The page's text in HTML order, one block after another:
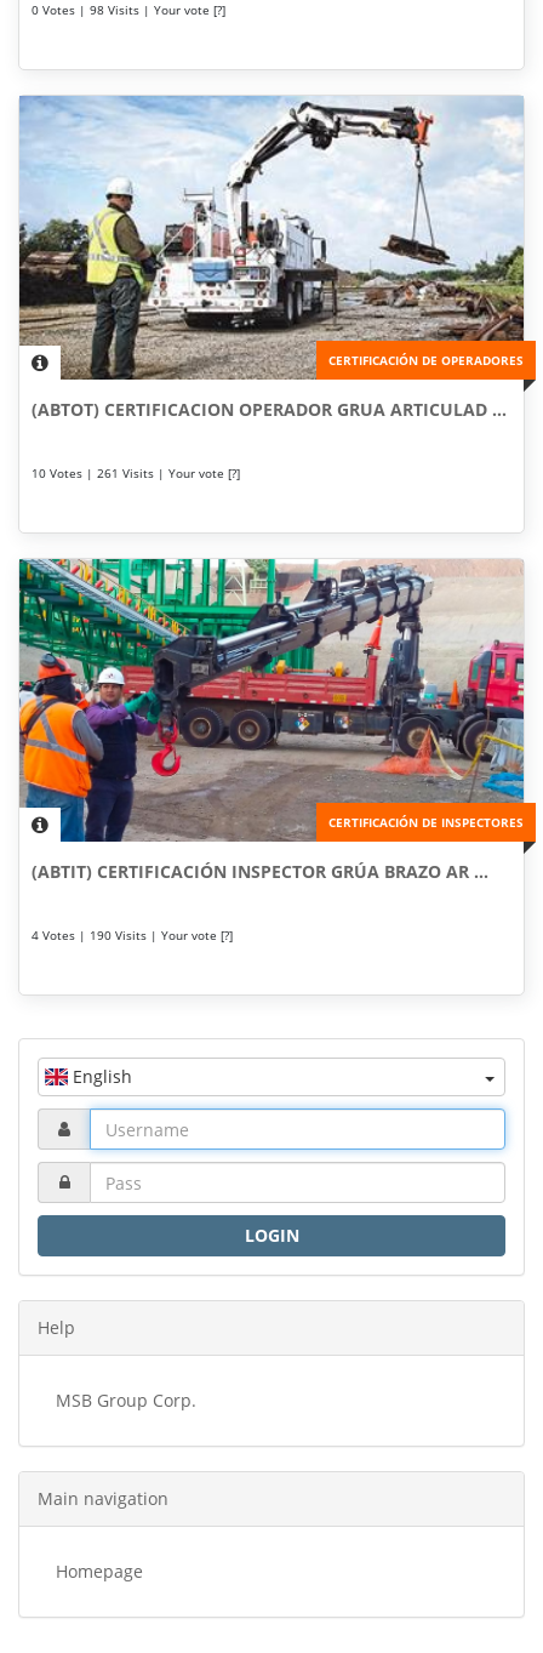
0 Votes | 98 Visits | Your vote [?]
CERTIFICACIÓN DE OPERADORES
(ABTOT) CERTIFICACION OPERADOR GRUA ARTICULAD ...
10 Votes | 261 Visits | Your vote [?]
CERTIFICACIÓN DE INSPECTORES
(ABTIT) CERTIFICACIÓN INSPECTOR GRÚA BRAZO AR ...
4 Votes | 190 Visits | Your vote [?]
English
LOGIN
Help
MSB Group Corp.
Main navigation
Homepage